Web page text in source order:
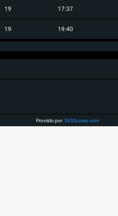
19 17:37
19 19:40
Provisto por 365Scores.com